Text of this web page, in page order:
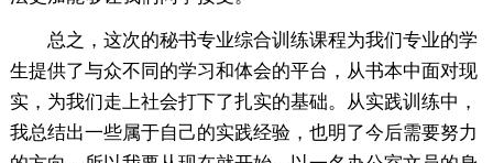
总之，这次的秘书专业综合训练课程为我们专业的学
生提供了与众不同的学习和体会的平台，从书本中面对现
实，为我们走上社会打下了扎实的基础。从实践训练中，
我总结出一些属于自己的实践经验，也明了今后需要努力